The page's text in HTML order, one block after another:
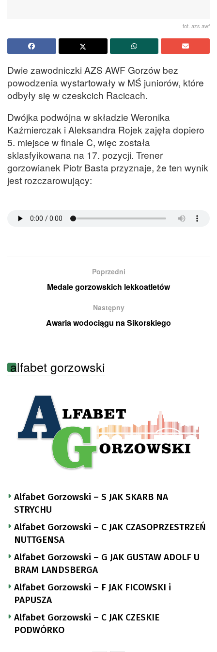
fot. azs awf
Dwie zawodniczki AZS AWF Gorzów bez
powodzenia wystartowały w MŚ juniorów, które
odbyły się w czeskcich Racicach.
Dwójka podwójna w składzie Weronika
Kaźmierczak i Aleksandra Rojek zajęła dopiero
5. miejsce w finale C, więc została
sklasfyikowana na 17. pozycji. Trener
gorzowianek Piotr Basta przyznaje, że ten wynik
jest rozczarowujący:
Poprzedni
Medale gorzowskich lekkoatletów
Następny
Awaria wodociągu na Sikorskiego
alfabet gorzowski
Alfabet Gorzowski – S JAK SKARB NA
STRYCHU
Alfabet Gorzowski – C JAK CZASOPRZESTRZEŃ
NUTTGENSA
Alfabet Gorzowski – G JAK GUSTAW ADOLF U
BRAM LANDSBERGA
Alfabet Gorzowski – F JAK FICOWSKI i
PAPUSZA
Alfabet Gorzowski – C JAK CZESKIE
PODWÓRKO